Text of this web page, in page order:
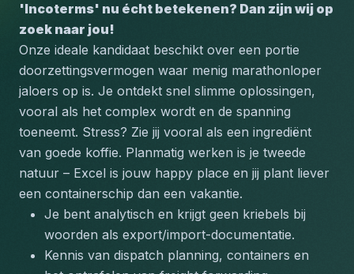
'Incoterms' nu écht betekenen? Dan zijn wij op
zoek naar jou!
Onze ideale kandidaat beschikt over een portie
doorzettingsvermogen waar menig marathonloper
jaloers op is. Je ontdekt snel slimme oplossingen,
vooral als het complex wordt en de spanning
toeneemt. Stress? Zie jij vooral als een ingrediënt
van goede koffie. Planmatig werken is je tweede
natuur – Excel is jouw happy place en jij plant liever
een containerschip dan een vakantie.
Je bent analytisch en krijgt geen kriebels bij
woorden als export/import-documentatie.
Kennis van dispatch planning, containers en